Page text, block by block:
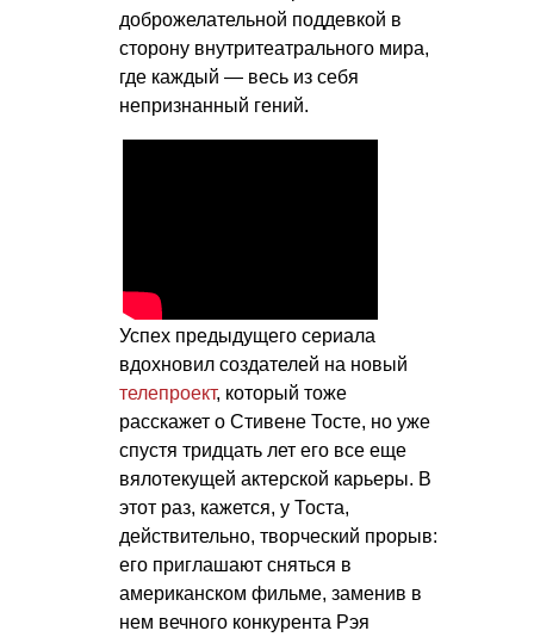
доброжелательной поддевкой в
сторону внутритеатрального мира,
где каждый — весь из себя
непризнанный гений.
Успех предыдущего сериала
вдохновил создателей на новый
телепроект, который тоже
расскажет о Стивене Тосте, но уже
спустя тридцать лет его все еще
вялотекущей актерской карьеры. В
этот раз, кажется, у Тоста,
действительно, творческий прорыв:
его приглашают сняться в
американском фильме, заменив в
нем вечного конкурента Рэя